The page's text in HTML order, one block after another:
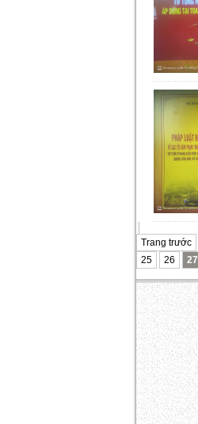
Trang trước
25
26 27